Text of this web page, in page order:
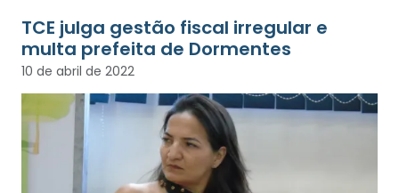
TCE julga gestão fiscal irregular e
multa prefeita de Dormentes
10 de abril de 2022